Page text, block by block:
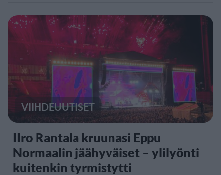
VIIHDEUUTISET
IIro Rantala kruunasi Eppu
Normaalin jäähyväiset – ylilyönti
kuitenkin tyrmistytti